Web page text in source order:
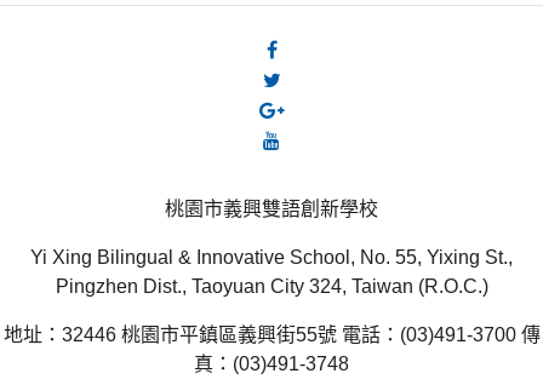
桃園市義興雙語創新學校
Yi Xing Bilingual & Innovative School, No. 55, Yixing St.,
Pingzhen Dist., Taoyuan City 324, Taiwan (R.O.C.)
地址：32446 桃園市平鎮區義興街55號 電話：(03)491-3700 傳
真：(03)491-3748